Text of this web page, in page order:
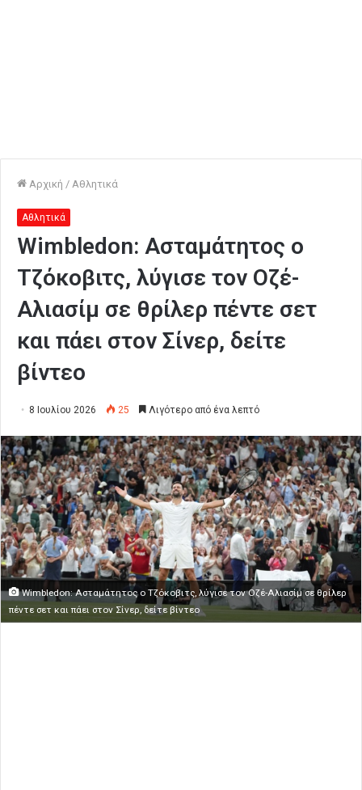
Αρχική / Αθλητικά
Αθλητικά
Wimbledon: Ασταμάτητος ο
Τζόκοβιτς, λύγισε τον Οζέ-
Αλιασίμ σε θρίλερ πέντε σετ
και πάει στον Σίνερ, δείτε
βίντεο
8 Ιουλίου 2026 25 Λιγότερο από ένα λεπτό
Wimbledon: Ασταμάτητος ο Τζόκοβιτς, λύγισε τον Οζέ-Αλιασίμ σε θρίλερ
πέντε σετ και πάει στον Σίνερ, δείτε βίντεο